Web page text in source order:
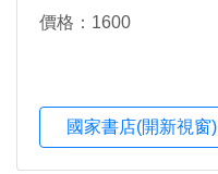
價格：1600
國家書店(開新視窗)